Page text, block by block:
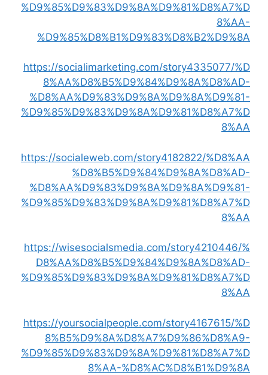
%D9%85%D9%83%D9%8A%D9%81%D8%A7%D
8%AA-
%D9%85%D8%B1%D9%83%D8%B2%D9%8A
https://socialimarketing.com/story4335077/%D
8%AA%D8%B5%D9%84%D9%8A%D8%AD-
%D8%AA%D9%83%D9%8A%D9%8A%D9%81-
%D9%85%D9%83%D9%8A%D9%81%D8%A7%D
8%AA
https://socialeweb.com/story4182822/%D8%AA
%D8%B5%D9%84%D9%8A%D8%AD-
%D8%AA%D9%83%D9%8A%D9%8A%D9%81-
%D9%85%D9%83%D9%8A%D9%81%D8%A7%D
8%AA
https://wisesocialsmedia.com/story4210446/%
D8%AA%D8%B5%D9%84%D9%8A%D8%AD-
%D9%85%D9%83%D9%8A%D9%81%D8%A7%D
8%AA
https://yoursocialpeople.com/story4167615/%D
8%B5%D9%8A%D8%A7%D9%86%D8%A9-
%D9%85%D9%83%D9%8A%D9%81%D8%A7%D
8%AA-%D8%AC%D8%B1%D9%8A